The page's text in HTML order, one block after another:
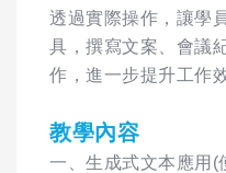
透過實際操作，讓學
具，撰寫文案、會議
作，進一步提升工作
教學內容
一、生成式文本應用(